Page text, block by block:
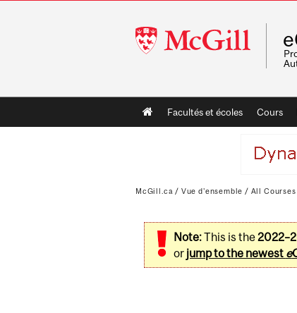
McGill
University
Main
navigation
Facultés et écoles Cours
McGill.ca / Vue d'ensemble / All Courses
Note:This is the
or jump to the newest e